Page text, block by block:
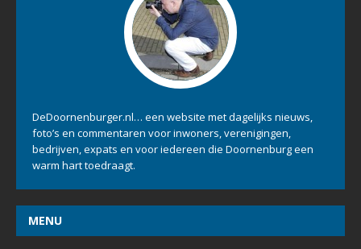
DeDoornenburger.nl… een website met dagelijks nieuws,
foto’s en commentaren voor inwoners, verenigingen,
bedrijven, expats en voor iedereen die Doornenburg een
warm hart toedraagt.
MENU